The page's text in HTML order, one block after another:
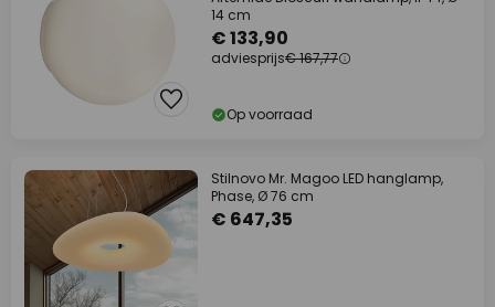
14 cm
€ 133,90
adviesprijs€ 167,77
Op voorraad
Stilnovo Mr. Magoo LED hanglamp,
Phase, Ø 76 cm
€ 647,35